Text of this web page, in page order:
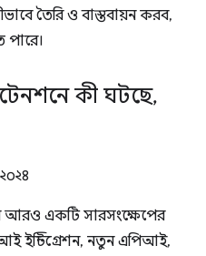
তৈরি ও বাস্তবায়ন করব,
পারে।
কী ঘটছে,
আরও একটি সারসংক্ষেপের
ইন্টিগ্রেশন, নতুন এপিআই,